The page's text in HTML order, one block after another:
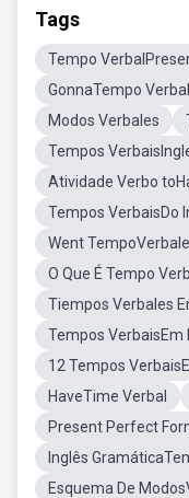
Tags
Tempo
GonnaTempo Verbal
Modos Verbales
Tempos
Atividade Verbo
Tempos VerbaisDo
Went TempoVerbale
O Que É Tempo
Tiempos Verbales
Tempos VerbaisEm
12 Tempos
HaveTime Verbal
Present Perfect
Inglês
Esquema De